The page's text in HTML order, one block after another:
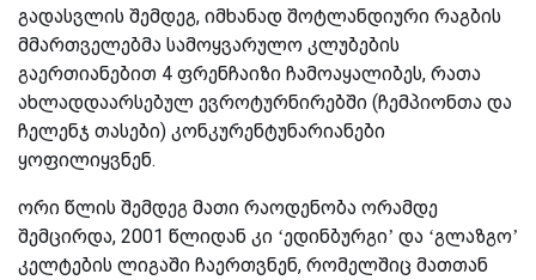
გადასვლის შემდეგ, იმხანად შოტლანდიური რაგბის
მმართველებმა სამოყვარულო კლუბების
გაერთიანებით 4 ფრენჩაიზი ჩამოაყალიბეს, რათა
ახლადდაარსებულ ევროტურნირებში (ჩემპიონთა და
ჩელენჯ თასები) კონკურენტუნარიანები
ყოფილიყვნენ.
ორი წლის შემდეგ მათი რაოდენობა ორამდე
შემცირდა, 2001 წლიდან კი ‘ედინბურგი’ და ‘გლაზგო’
კელტების ლიგაში ჩაერთვნენ, რომელშიც მათთან